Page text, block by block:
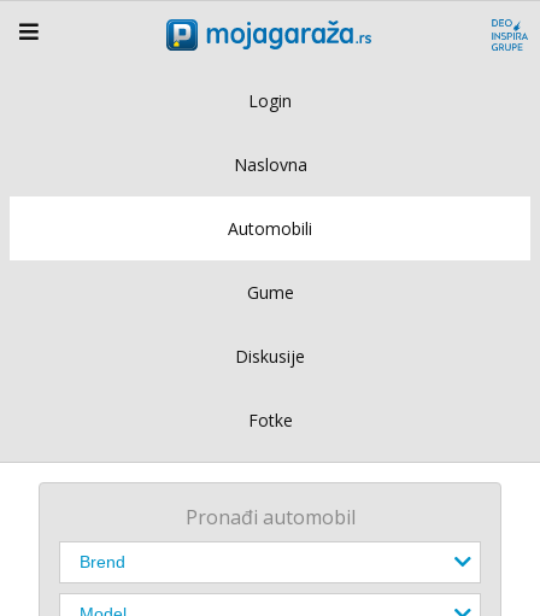
Login
Naslovna
Automobili
Gume
Diskusije
Fotke
Pronađi automobil